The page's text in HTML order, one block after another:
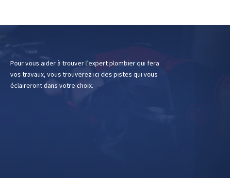
Pour vous aider à trouver l’expert plombier qui fera
vos travaux, vous trouverez ici des pistes qui vous
éclaireront dans votre choix.